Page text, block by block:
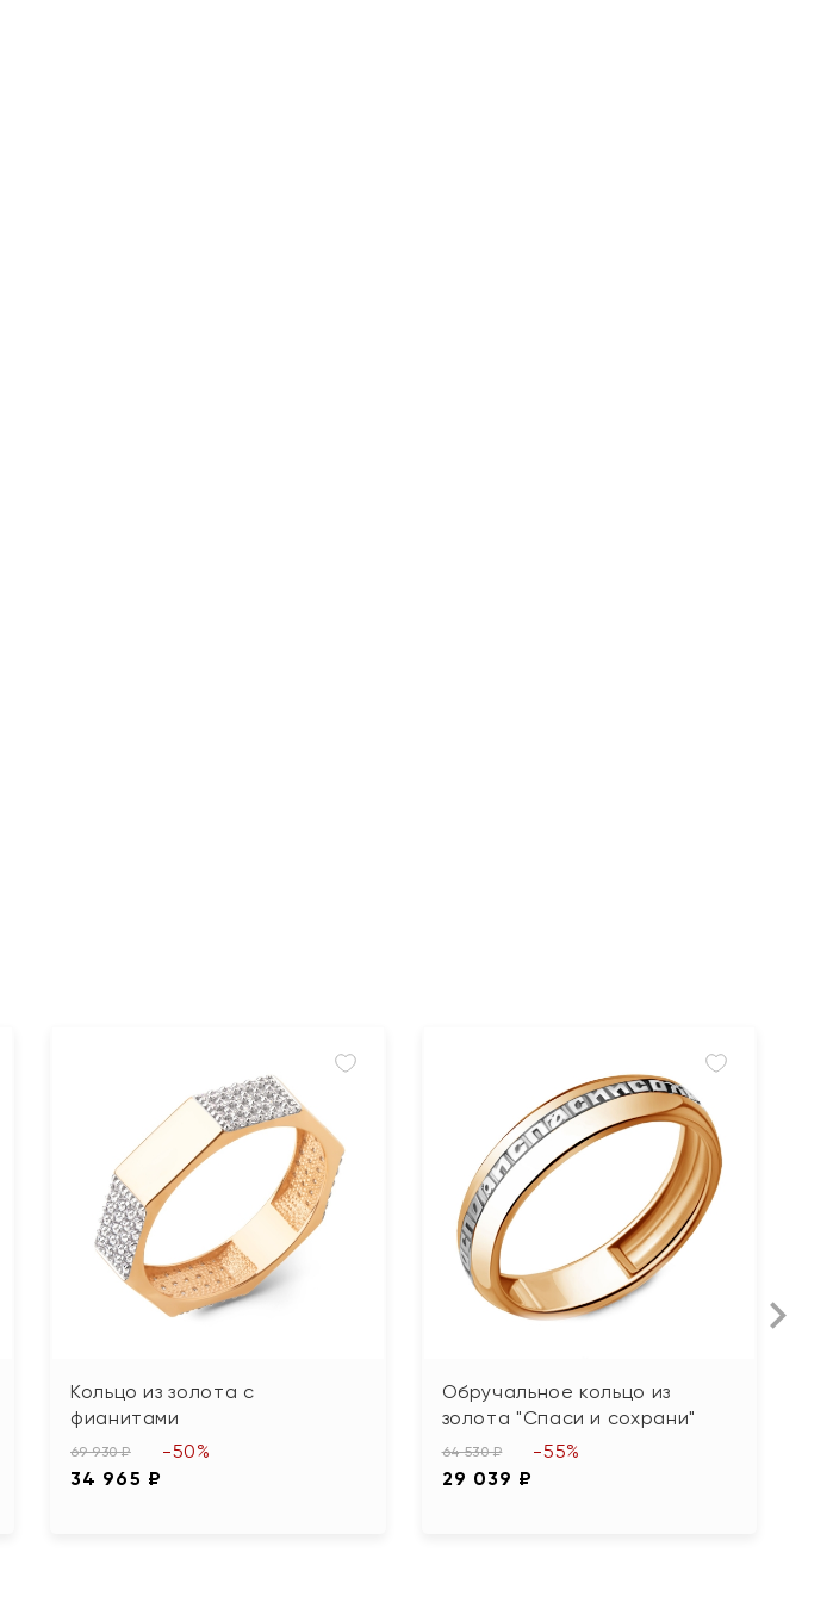
Кольцо из золота с
фианитами
69 930 ₽
34 965 ₽
-50%
Обручальное кольцо из
золота "Спаси и сохрани"
64 530 ₽
29 039 ₽
-55%